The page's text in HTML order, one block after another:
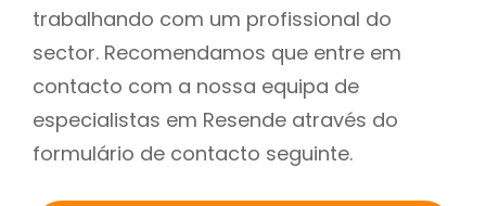
trabalhando com um profissional do
sector. Recomendamos que entre em
contacto com a nossa equipa de
especialistas em Resende através do
formulário de contacto seguinte.